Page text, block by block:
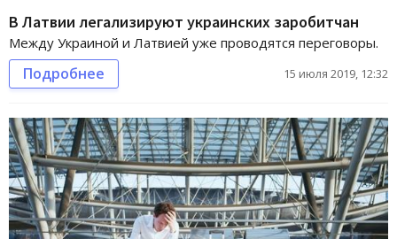
В Латвии легализируют украинских заробитчан
Между Украиной и Латвией уже проводятся переговоры.
Подробнее 15 июля 2019, 12:32